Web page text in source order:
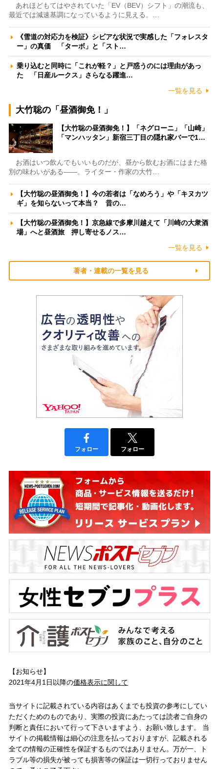
あれほどもてはやされていた「EV（BEV）シフト」の潮流も、
最近では減速基調になっているように見える。…
《雪道の対応力を検証》シビアな状況で実感した「フォレスタ
ー」の真価 「ターボ」と「スト…
乗り込むと同時に「これが軽？」と戸惑うのには理由があっ
た 「日産ルークス」さらなる躍進…
一覧を見る
大竹聡の「昼酒御免！」
【大竹聡の昼酒御免！】「ネグローニ」「山崎」
「マンハッタン」新宿三丁目の隠れ家バーで1…
お酒はいつ飲んでもいいものだが、昼から飲むお酒にはまた格
別の味わいがある――。ライター・作家の大竹…
【大竹聡の昼酒御免！】今の若者は「なめろう」や「キヌカツ
ギ」を知らないって本当？ 昔の…
【大竹聡の昼酒御免！】京急線で多摩川越えて「川崎の大衆酒
場」へと昼酒旅 押し寄せるノス…
一覧を見る
著者・連載の一覧を見る
フォロー フォロー
【お知らせ】
2021年4月1日以降の価格表示に関して
当サイトに記載されている内容はあくまでも投資の参考にしてい
ただくためのものであり、実際の投資にあたっては読者ご自身の
判断と責任において行って下さいますよう、お願い致します。 当
サイトの掲載情報は細心の注意を払っておりますが、記載される
全ての情報の正確性を保証するものではありません。万が一、ト
ラブル等の損失が被っても損害等の保証は一切行っておりません